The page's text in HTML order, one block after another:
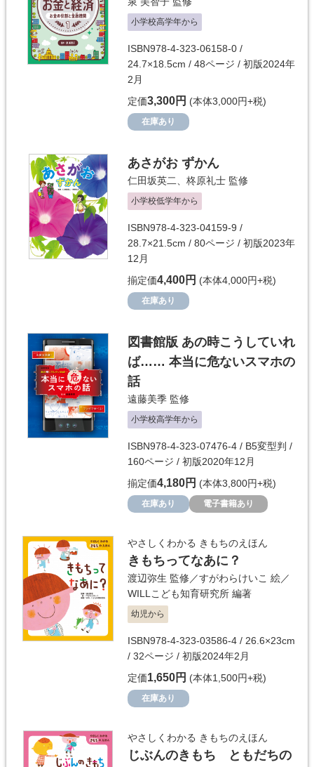
小学校高学年から
ISBN978-4-323-06158-0 /
24.7×18.5cm / 48ページ / 初版2024年
2月
定価3,300円 (本体3,000円+税)
在庫あり
あさがお ずかん
仁田坂英二 柊原礼士 監修
小学校低学年から
ISBN978-4-323-04159-9 /
28.7×21.5cm / 80ページ / 初版2023年
12月
揃定価4,400円 (本体4,000円+税)
在庫あり
図書館版 あの時こうしていれ
ば…… 本当に危ないスマホの
話
遠藤美季 監修
小学校高学年から
ISBN978-4-323-07476-4 / B5変型判 /
160ページ / 初版2020年12月
揃定価4,180円 (本体3,800円+税)
在庫あり 電子書籍あり
やさしくわかる きもちのえほん
きもちってなあに？
渡辺弥生 監修／すがわらけいこ 絵／
WILLこども知育研究所 編著
幼児から
ISBN978-4-323-03586-4 / 26.6×23cm
/ 32ページ / 初版2024年2月
定価1,650円 (本体1,500円+税)
在庫あり
やさしくわかる きもちのえほん
じぶんのきもち ともだちの